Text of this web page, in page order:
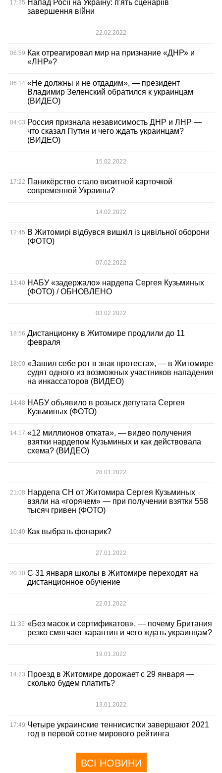
17:35 Напад Росії на Україну: п'ять сценаріїв
завершення війни
22.02.2022
06:59 Как отреагировал мир на признание «ДНР» и
«ЛНР»?
06:14 «Не должны и не отдадим», — президент
Владимир Зеленский обратился к украинцам
(ВИДЕО)
04:03 Россия признала независимость ДНР и ЛНР —
что сказал Путин и чего ждать украинцам?
(ВИДЕО)
15.02.2022
17:22 Паникёрство стало визитной карточкой
современной Украины?
14.02.2022
12:45 В Житомирі відбувся вишкіл із цивільної оборони
(ФОТО)
07.02.2022
13:40 НАБУ «задержало» нардепа Сергея Кузьминых
(ФОТО) / ОБНОВЛЕНО
03.02.2022
18:56 Дистанционку в Житомире продлили до 11
февраля
18:00 «Зашил себе рот в знак протеста», — в Житомире
судят одного из возможных участников нападения
на инкассаторов (ВИДЕО)
14:48 НАБУ объявило в розыск депутата Сергея
Кузьминых (ФОТО)
14:17 «12 миллионов отката», — видео получения
взятки нардепом Кузьминых и как действовала
схема? (ВИДЕО)
28.01.2022
21:08 Нардепа СН от Житомира Сергея Кузьминых
взяли на «горячем» — при получении взятки 558
тысяч гривен (ФОТО)
10:40 Как выбрать фонарик?
27.01.2022
20:30 С 31 января школы в Житомире переходят на
дистанционное обучение
22.01.2022
11:35 «Без масок и сертификатов», — почему Британия
резко смягчает карантин и чего ждать украинцам?
19.01.2022
14:23 Проезд в Житомире дорожает с 29 января —
сколько будем платить?
13.01.2022
17:49 Четыре украинские теннисистки завершают 2021
год в первой сотне мирового рейтинга
ВСІ НОВИНИ